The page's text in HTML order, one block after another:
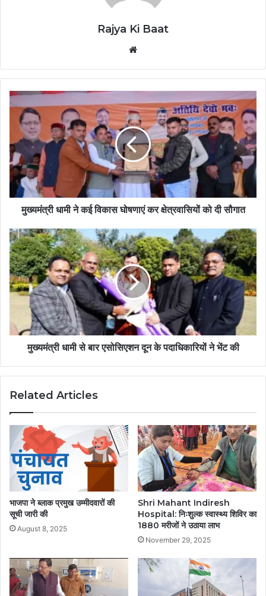
Rajya Ki Baat
मुख्यमंत्री धामी ने कई विकास घोषणाएं कर क्षेत्रवासियों को दी सौगात
मुख्यमंत्री धामी से बार एसोसिएशन दून के पदाधिकारियों ने भेंट की
Related Articles
भाजपा ने ब्लाक प्रमुख उम्मीदवारों की
सूची जारी की
August 8, 2025
Shri Mahant Indiresh
Hospital: निःशुल्क स्वास्थ्य शिविर का
1880 मरीजों ने उठाया लाभ
November 29, 2025